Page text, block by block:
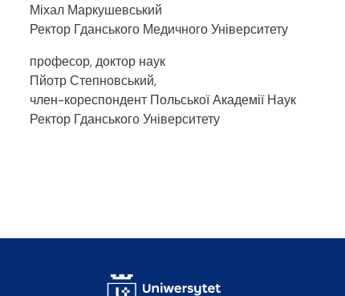
Міхал Маркушевський
Ректор Гданського Медичного Університету
професор, доктор наук
Пйотр Степновський,
член-кореспондент Польської Академії Наук
Ректор Гданського Університету